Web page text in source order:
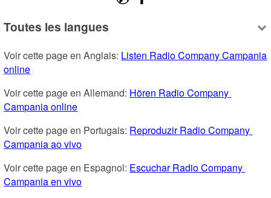
Toutes les langues
Voir cette page en Anglais: Listen Radio Company Campania
online
Voir cette page en Allemand: Hören Radio Company
Campania online
Voir cette page en Portugais: Reproduzir Radio Company
Campania ao vivo
Voir cette page en Espagnol: Escuchar Radio Company
Campania en vivo